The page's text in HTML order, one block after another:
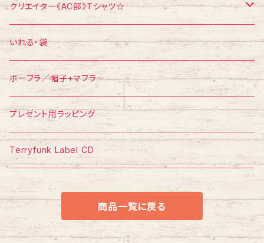
エスパー伊東
ポストカード
ポスター
Tシャツ
ポストカード
クリエイター《AC部》Tシャツ☆
Tシャツ
いれる・袋
ボーフラ／帽子+マフラー
プレゼント用ラッピング
Terryfunk Label CD
商品一覧に戻る